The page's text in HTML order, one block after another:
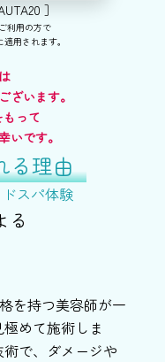
］
利用の方で
用されます。
ざいます。
って
いです。
る理由
スパ体験
る
を持つ美容師が一
めて施術しま
で、ダメージや